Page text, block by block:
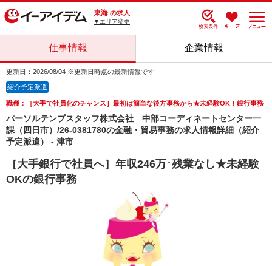
東海 の求人
▼エリア変更
仕事情報 企業情報
更新日：2026/08/04 ※更新日時点の最新情報です
紹介予定派遣
職種：［大手で社員化のチャンス］最初は簡単な後方事務から★未経験OK！銀行事務
パーソルテンプスタッフ株式会社 中部コーディネートセンター一
課（四日市）/26-0381780の金融・貿易事務の求人情報詳細（紹介
予定派遣） - 津市
［大手銀行で社員へ］年収246万↑残業なし★未経験
OKの銀行事務